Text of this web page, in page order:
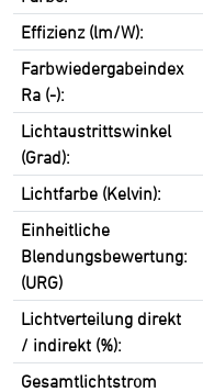
Effizienz (lm/W):
Farbwiedergabeindex
Ra (-):
Lichtaustrittswinkel
(Grad):
Lichtfarbe (Kelvin):
Einheitliche
Blendungsbewertung:
(URG)
Lichtverteilung direkt
/ indirekt (%):
Gesamtlichtstrom